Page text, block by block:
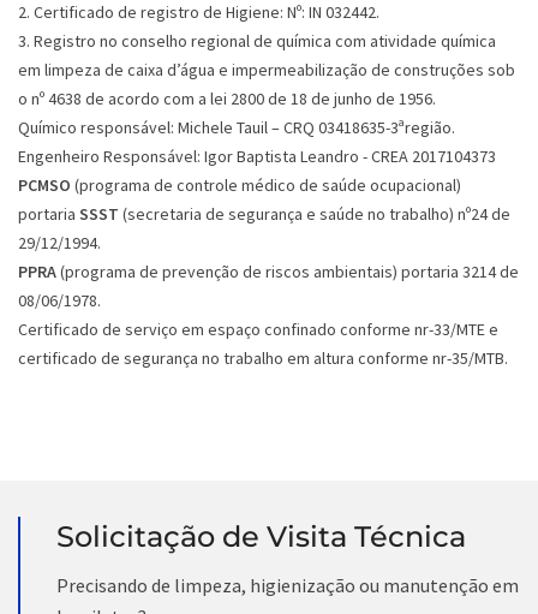
2. Certificado de registro de Higiene: Nº: IN 032442.
3. Registro no conselho regional de química com atividade química
em limpeza de caixa d’água e impermeabilização de construções sob
o nº 4638 de acordo com a lei 2800 de 18 de junho de 1956.
Químico responsável: Michele Tauil – CRQ 03418635-3ªregião.
Engenheiro Responsável: Igor Baptista Leandro - CREA 2017104373
PCMSO (programa de controle médico de saúde ocupacional)
portaria SSST (secretaria de segurança e saúde no trabalho) nº24 de
29/12/1994.
PPRA(programa de prevenção de riscos ambientais) portaria 3214 de
08/06/1978.
Certificado de serviço em espaço confinado conforme nr-33/MTE e
certificado de segurança no trabalho em altura conforme nr-35/MTB.
Solicitação de Visita Técnica
Precisando de limpeza, higienização ou manutenção em